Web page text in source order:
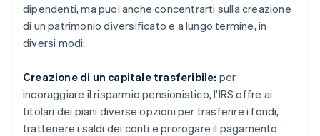
dipendenti, ma puoi anche concentrarti sulla creazione
di un patrimonio diversificato e a lungo termine, in
diversi modi:
Creazione di un capitale trasferibile: per
incoraggiare il risparmio pensionistico, l'IRS offre ai
titolari dei piani diverse opzioni per trasferire i fondi,
trattenere i saldi dei conti e prorogare il pagamento